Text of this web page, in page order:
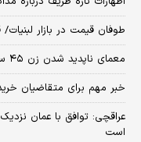
طوفان قیمت در بازار
معمای ناپدید شدن زن ۴۵ ساله در تهران کشف شد+ جزئیات
خبر مهم برای متقاضیان خرید خودرو/
عراقچی: توافق با عمان
است